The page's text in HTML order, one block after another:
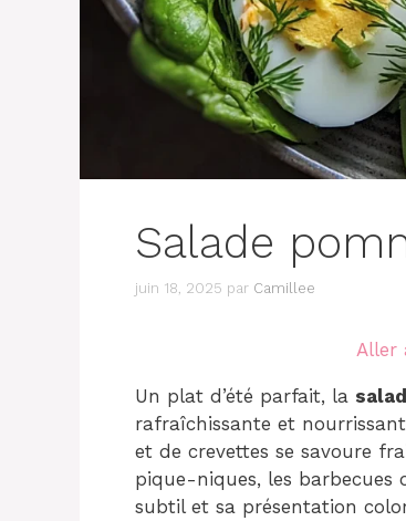
Salade
juin 18, 2025 par Camillee
Aller
Un plat d’été parfait, la
rafraîchissante et
et de crevettes se savoure
pique-niques, les barbecues
subtil et sa présentation